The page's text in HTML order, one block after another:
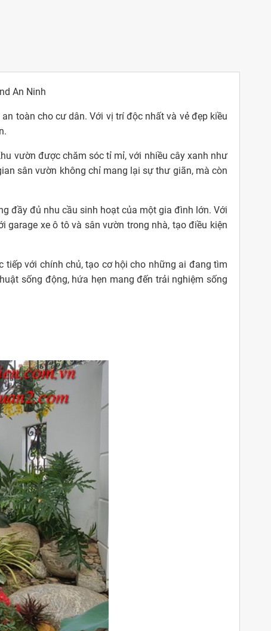
An Ninh
toàn cho cư dân. Với vị trí độc nhất và vẻ đẹp kiều
vườn được chăm sóc tỉ mỉ, với nhiều cây xanh như
sân vườn không chỉ mang lại sự thư giãn, mà còn
đầy đủ nhu cầu sinh hoạt của một gia đình lớn. Với
garage xe ô tô và sân vườn trong nhà, tạo điều kiện
với chính chủ, tạo cơ hội cho những ai đang tìm
sống động, hứa hẹn mang đến trải nghiệm sống